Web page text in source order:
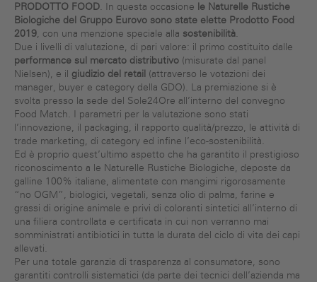
PRODOTTO FOOD. In questa occasione le Naturelle Rustiche
Biologiche del Gruppo Eurovo sono state elette Prodotto Food
2019, con una menzione speciale alla sostenibilità.
Due i livelli di valutazione, di pari valore: il primo costituito dalle
performance sul mercato distributivo (misurate dal panel
Nielsen), e il giudizio del retail (attraverso le votazioni dei
manager, buyer e category della GDO). La premiazione si è
svolta presso la sede del Sole24Ore all’interno del convegno
Food Match. I parametri per la valutazione sono stati
l’innovazione, il packaging, il rapporto qualità/prezzo, le attività di
trade marketing, di category ed infine l’eco-sostenibilità.
Ed è proprio quest’ultimo aspetto che ha garantito il prestigioso
riconoscimento a le Naturelle Rustiche Biologiche, deposte da
galline 100% italiane, alimentate con mangimi rigorosamente
“no OGM”, biologici, vegetali, senza olio di palma, farine e
grassi di origine animale e privi di coloranti sintetici all’interno di
una filiera controllata e certificata in cui non verranno mai
somministrati antibiotici in tutta la durata del ciclo di vita dei capi
allevati.
Per una totale garanzia di trasparenza al consumatore, sono
garantiti controlli sistematici (da parte dei tecnici dell’azienda ma